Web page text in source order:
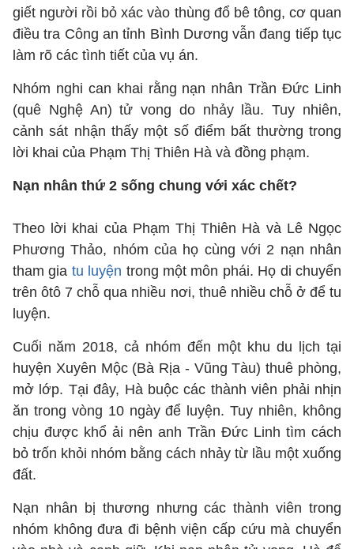
giết người rồi bỏ xác vào thùng đổ bê tông, cơ quan
điều tra Công an tỉnh Bình Dương vẫn đang tiếp tục
làm rõ các tình tiết của vụ án.
Nhóm nghi can khai rằng nạn nhân Trần Đức Linh
(quê Nghệ An) tử vong do nhảy lầu. Tuy nhiên,
cảnh sát nhận thấy một số điểm bất thường trong
lời khai của Phạm Thị Thiên Hà và đồng phạm.
Nạn nhân thứ 2 sống chung với xác chết?
Theo lời khai của Phạm Thị Thiên Hà và Lê Ngọc
Phương Thảo, nhóm của họ cùng với 2 nạn nhân
tham gia tu luyện trong một môn phái. Họ di chuyển
trên ôtô 7 chỗ qua nhiều nơi, thuê nhiều chỗ ở để tu
luyện.
Cuối năm 2018, cả nhóm đến một khu du lịch tại
huyện Xuyên Mộc (Bà Rịa - Vũng Tàu) thuê phòng,
mở lớp. Tại đây, Hà buộc các thành viên phải nhịn
ăn trong vòng 10 ngày để luyện. Tuy nhiên, không
chịu được khổ ải nên anh Trần Đức Linh tìm cách
bỏ trốn khỏi nhóm bằng cách nhảy từ lầu một xuống
đất.
Nạn nhân bị thương nhưng các thành viên trong
nhóm không đưa đi bệnh viện cấp cứu mà chuyển